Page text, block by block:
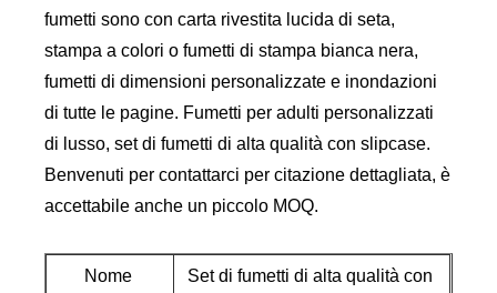
fumetti sono con carta rivestita lucida di seta,
stampa a colori o fumetti di stampa bianca nera,
fumetti di dimensioni personalizzate e inondazioni
di tutte le pagine. Fumetti per adulti personalizzati
di lusso, set di fumetti di alta qualità con slipcase.
Benvenuti per contattarci per citazione dettagliata, è
accettabile anche un piccolo MOQ.
Nome
Set di fumetti di alta qualità con